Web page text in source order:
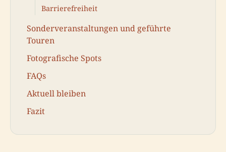
Barrierefreiheit
Sonderveranstaltungen und geführte
Touren
Fotografische Spots
FAQs
Aktuell bleiben
Fazit